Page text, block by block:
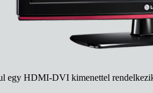
egy HDMI-DVI kimenettel